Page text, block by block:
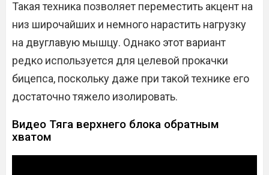
Такая техника позволяет переместить акцент на
низ широчайших и немного нарастить нагрузку
на двуглавую мышцу. Однако этот вариант
редко используется для целевой прокачки
бицепса, поскольку даже при такой технике его
достаточно тяжело изолировать.
Видео Тяга верхнего блока обратным
хватом